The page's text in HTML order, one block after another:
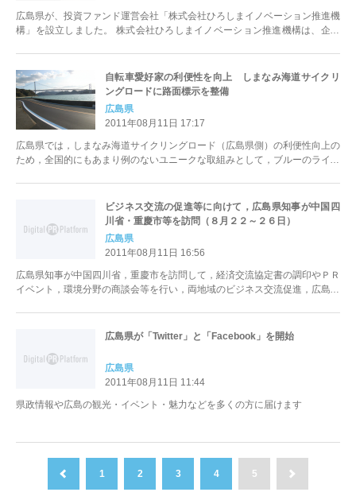
広島県が、投資ファンド運営会社「株式会社ひろしまイノベーション推進機
構」を設立しました。 株式会社ひろしまイノベーション推進機構は、企業
自転車愛好家の利便性を向上 しまなみ海道サイクリ
ングロードに路面標示を整備
広島県
2011年08月11日 17:17
広島県では，しまなみ海道サイクリングロード（広島県側）の利便性向上の
ため，全国的にもあまり例のないユニークな取組みとして，ブルーのライン
ビジネス交流の促進等に向けて，広島県知事が中国四
川省・重慶市等を訪問（８月２２～２６日）
広島県
2011年08月11日 16:56
広島県知事が中国四川省，重慶市を訪問して，経済交流協定書の調印やＰＲ
イベント，環境分野の商談会等を行い，両地域のビジネス交流促進，広島県
観光客誘致の働きかけを行う。広島県が「Twitter」と「Facebook」を開始
広島県
2011年08月11日 11:44
県政情報や広島の観光・イベント・魅力などを多くの方に届けます
1 2 3 4 5